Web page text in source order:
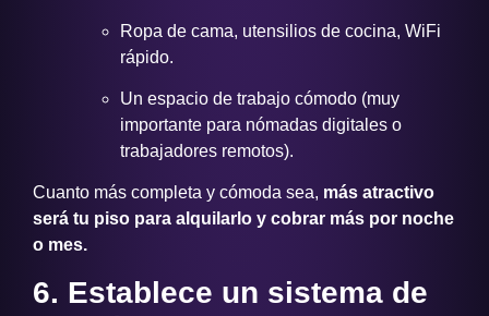
Ropa de cama, utensilios de cocina, WiFi
rápido.
Un espacio de trabajo cómodo (muy
importante para nómadas digitales o
trabajadores remotos).
Cuanto más completa y cómoda sea, más atractivo
será tu piso para alquilarlo y cobrar más por noche
o mes.
6. Establece un sistema de